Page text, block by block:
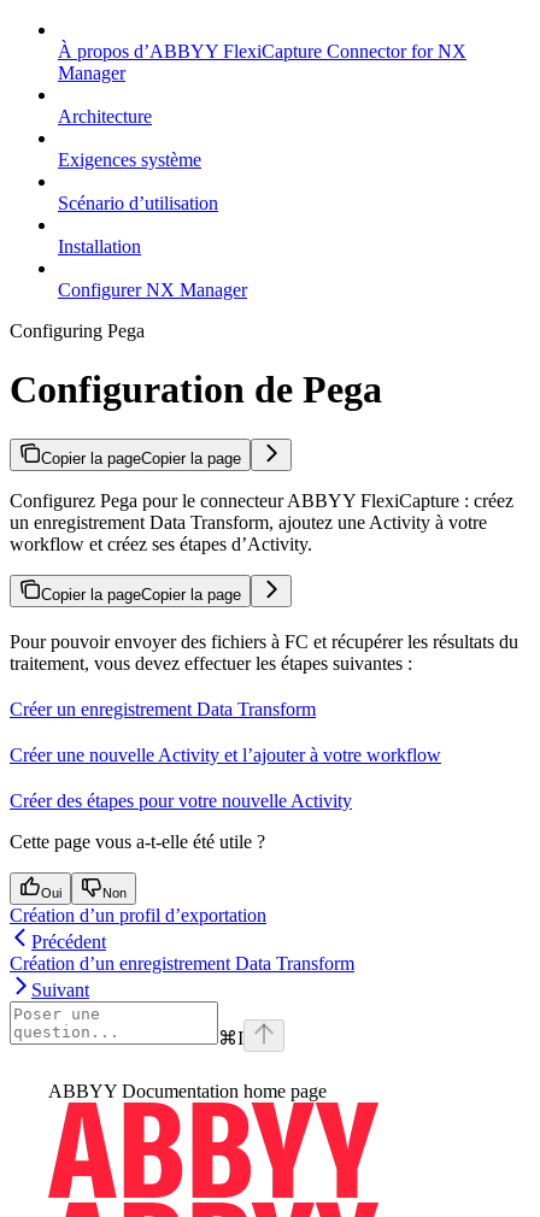
À propos d’ABBYY FlexiCapture Connector for NX
Manager
Architecture
Exigences système
Scénario d’utilisation
Installation
Configurer NX Manager
Configuring Pega
Configuration de Pega
Copier la pageCopier la page
Configurez Pega pour le connecteur ABBYY FlexiCapture : créez
un enregistrement Data Transform, ajoutez une Activity à votre
workflow et créez ses étapes d’Activity.
Copier la pageCopier la page
Pour pouvoir envoyer des fichiers à FC et récupérer les résultats du
traitement, vous devez effectuer les étapes suivantes :
Créer un enregistrement Data Transform
Créer une nouvelle Activity et l’ajouter à votre workflow
Créer des étapes pour votre nouvelle Activity
Cette page vous a-t-elle été utile ?
Oui Non
Création d’un profil d’exportation
Précédent
Création d’un enregistrement Data Transform
Suivant
⌘I
ABBYY Documentation home page